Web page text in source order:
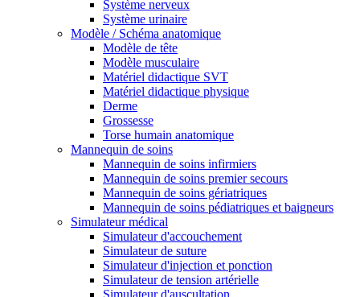
Système nerveux
Système urinaire
Modèle / Schéma anatomique
Modèle de tête
Modèle musculaire
Matériel didactique SVT
Matériel didactique physique
Derme
Grossesse
Torse humain anatomique
Mannequin de soins
Mannequin de soins infirmiers
Mannequin de soins premier secours
Mannequin de soins gériatriques
Mannequin de soins pédiatriques et baigneurs
Simulateur médical
Simulateur d'accouchement
Simulateur de suture
Simulateur d'injection et ponction
Simulateur de tension artérielle
Simulateur d'auscultation